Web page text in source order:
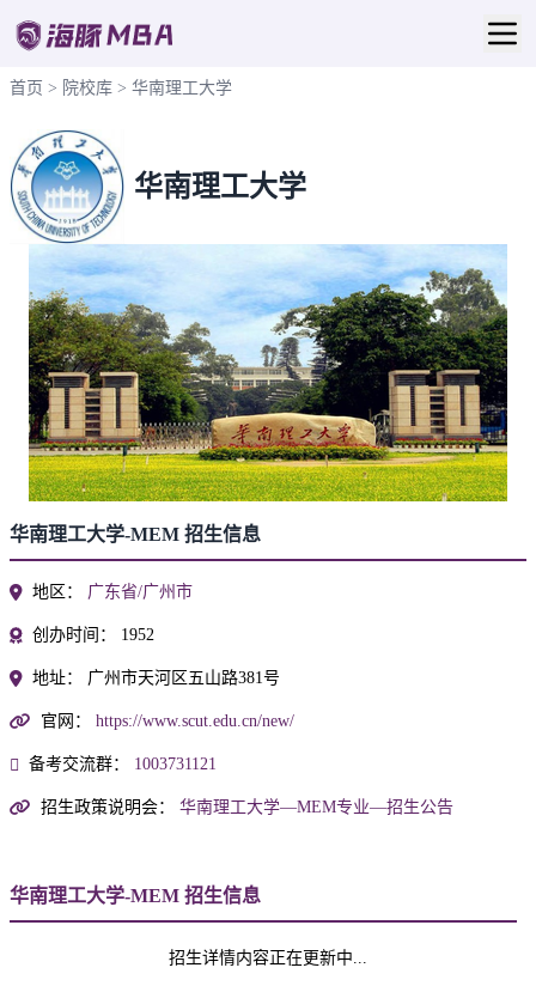
首页 > 院校库 > 华南理工大学
华南理工大学
华南理工大学-MEM 招生信息
地区： 广东省/广州市
创办时间： 1952
地址： 广州市天河区五山路381号
官网： https://www.scut.edu.cn/new/
备考交流群： 1003731121
招生政策说明会： 华南理工大学—MEM专业—招生公告
华南理工大学-MEM 招生信息
招生详情内容正在更新中...